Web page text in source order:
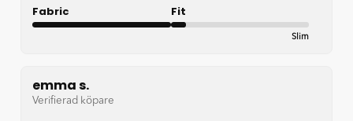
Fabric Fit
Slim
emma s.
Verifierad köpare